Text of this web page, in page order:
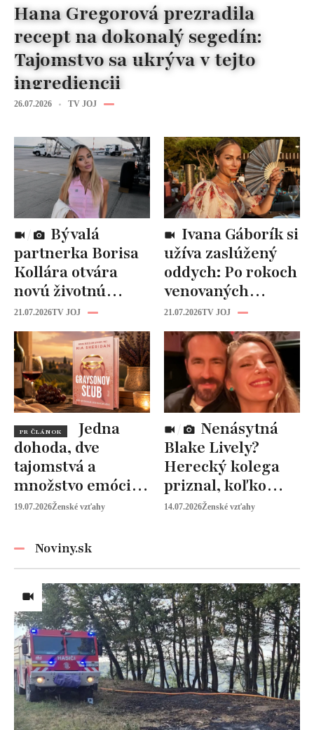
Hana Gregorová prezradila
recept na dokonalý segedín:
Tajomstvo sa ukrýva v tejto
ingrediencii
26.07.2026 TV JOJ
partnerka Borisa
Kollára otvára
novú životnú
kapitolu: Laura
Vizváryová ide
pomáhať ženám
21.07.2026TV JOJ
užíva zaslúžený
oddych: Po rokoch
venovaných
rodine prišiel čas
na seba
21.07.2026TV JOJ
PR ČLÁNOK
dohoda, dve
tajomstvá a
množstvo emócií.
Mia Sheridan a
19.07.2026Ženské vzťahy
Blake Lively?
Herecký kolega
priznal, koľko
peňazí od neho
14.07.2026Ženské vzťahy
Noviny.sk